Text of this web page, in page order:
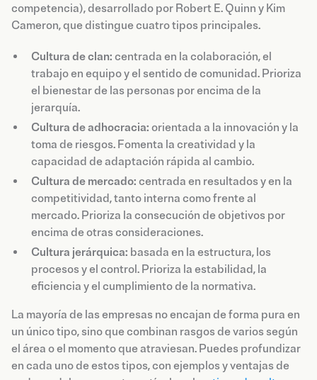
competencia), desarrollado por Robert E. Quinn y Kim
Cameron, que distingue cuatro tipos principales.
Cultura de clan: centrada en la colaboración, el
trabajo en equipo y el sentido de comunidad. Prioriza
el bienestar de las personas por encima de la
jerarquía.
Cultura de adhocracia: orientada a la innovación y la
toma de riesgos. Fomenta la creatividad y la
capacidad de adaptación rápida al cambio.
Cultura de mercado: centrada en resultados y en la
competitividad, tanto interna como frente al
mercado. Prioriza la consecución de objetivos por
encima de otras consideraciones.
Cultura jerárquica: basada en la estructura, los
procesos y el control. Prioriza la estabilidad, la
eficiencia y el cumplimiento de la normativa.
La mayoría de las empresas no encajan de forma pura en
un único tipo, sino que combinan rasgos de varios según
el área o el momento que atraviesan. Puedes profundizar
en cada uno de estos tipos, con ejemplos y ventajas de